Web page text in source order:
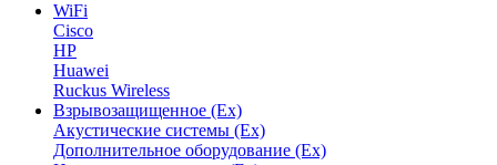
WiFi
Cisco
HP
Huawei
Ruckus Wireless
Взрывозащищенное (Ex)
Акустические системы (Ex)
Дополнительное оборудование (Ex)